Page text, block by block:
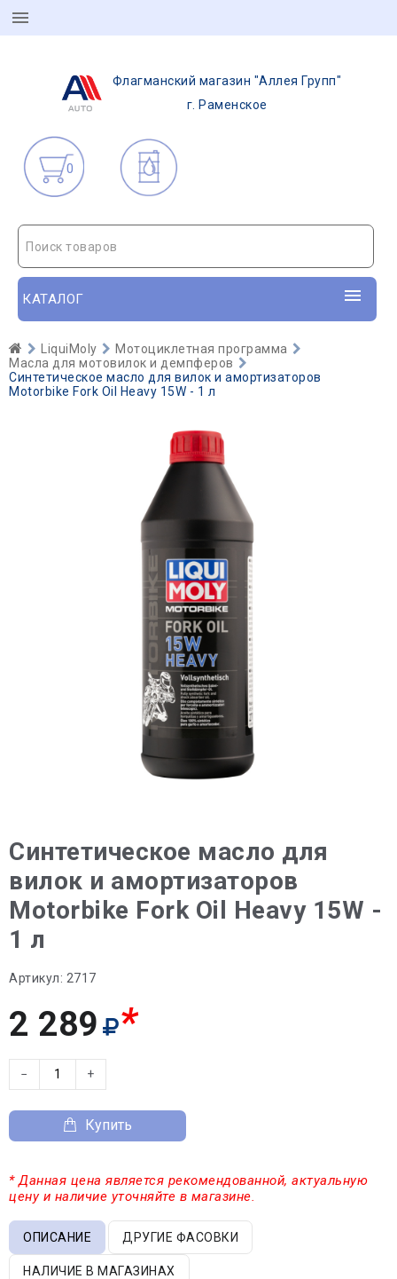
Флагманский магазин "Аллея Групп"
г. Раменское
0
Поиск товаров
КАТАЛОГ
LiquiMoly
Мотоциклетная программа
Масла для мотовилок и демпферов
Синтетическое масло для вилок и амортизаторов
Motorbike Fork Oil Heavy 15W - 1 л
Синтетическое масло для
вилок и амортизаторов
Motorbike Fork Oil Heavy 15W -
1 л
Артикул: 2717
2 289 *
− +
Купить
* Данная цена является рекомендованной, актуальную
цену и наличие уточняйте в магазине.
ОПИСАНИЕ ДРУГИЕ ФАСОВКИ
НАЛИЧИЕ В МАГАЗИНАХ